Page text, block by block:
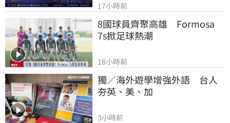
17小時前
8國球員齊聚高雄　Formosa
7s掀足球熱潮
18小時前
獨／海外遊學增強外語　台人
夯英、美、加
3小時前